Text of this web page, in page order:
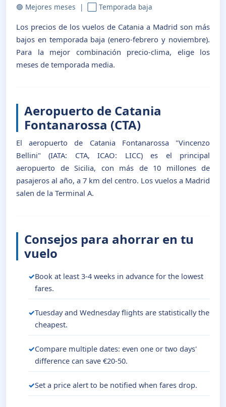
🟢 Mejores meses | ⬜ Temporada baja
Los precios de los vuelos de Catania a Madrid son más
bajos en temporada baja (enero-febrero y noviembre).
Para la mejor combinación precio-clima, elige los
meses de temporada media.
Aeropuerto de Catania
Fontanarossa (CTA)
El aeropuerto de Catania Fontanarossa "Vincenzo
Bellini" (IATA: CTA, ICAO: LICC) es el principal
aeropuerto de Sicilia, con más de 10 millones de
pasajeros al año, a 7 km del centro. Los vuelos a Madrid
salen de la Terminal A.
Consejos para ahorrar en tu
vuelo
Book at least 3-4 weeks in advance for the lowest
fares.
Tuesday and Wednesday flights are statistically the
cheapest.
Compare multiple dates: even one or two days'
difference can save €20-50.
Set a price alert to be notified when fares drop.